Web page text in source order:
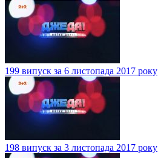
199 випуск за 6 листопада 2017 року
198 випуск за 3 листопада 2017 року